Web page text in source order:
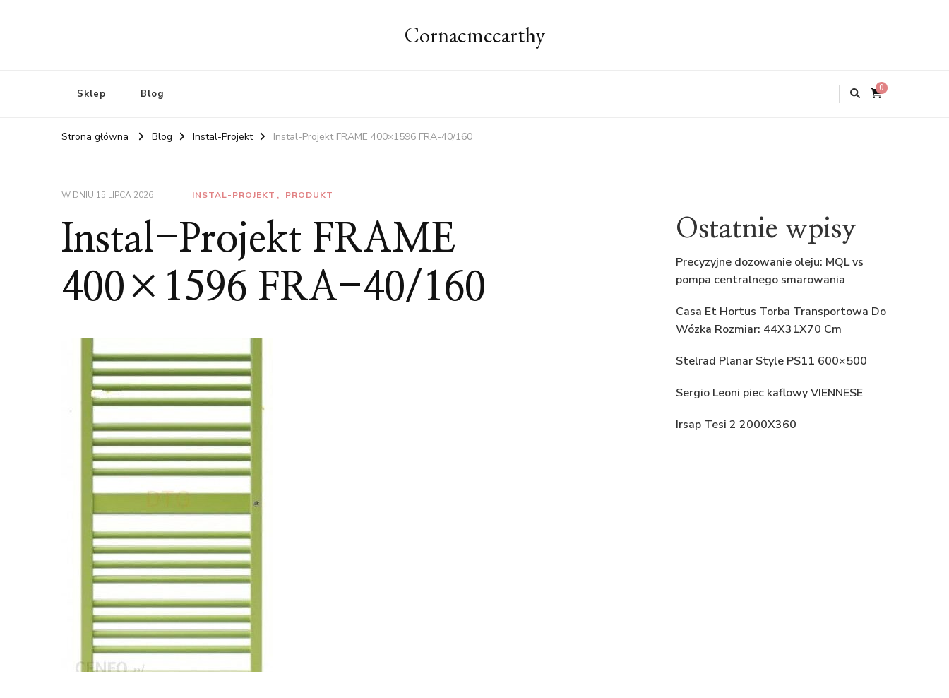
Cornacmccarthy
Sklep Blog 0
Strona główna Blog Instal-Projekt Instal-Projekt FRAME 400×1596 FRA-40/160
W DNIU 15 LIPCA 2026 INSTAL-PROJEKT PRODUKT
Instal-Projekt FRAME
400×1596 FRA-40/160
Ostatnie wpisy
Precyzyjne dozowanie oleju: MQL vs
pompa centralnego smarowania
Casa Et Hortus Torba Transportowa Do
Wózka Rozmiar: 44X31X70 Cm
Stelrad Planar Style PS11 600×500
Sergio Leoni piec kaflowy VIENNESE
Irsap Tesi 2 2000X360